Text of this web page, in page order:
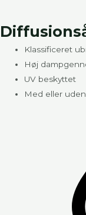
Klassificeret
Høj
UV beskyttet
Med eller